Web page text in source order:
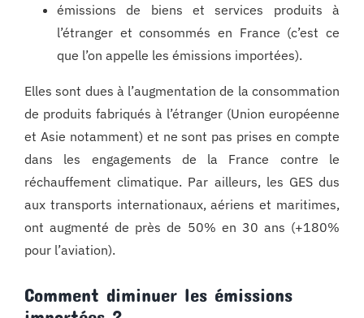
émissions de biens et services produits à
l’étranger et consommés en France (c’est ce
que l’on appelle les émissions importées).
Elles sont dues à l’augmentation de la consommation
de produits fabriqués à l’étranger (Union européenne
et Asie notamment) et ne sont pas prises en compte
dans les engagements de la France contre le
réchauffement climatique. Par ailleurs, les GES dus
aux transports internationaux, aériens et maritimes,
ont augmenté de près de 50% en 30 ans (+180%
pour l’aviation).
Comment diminuer les émissions